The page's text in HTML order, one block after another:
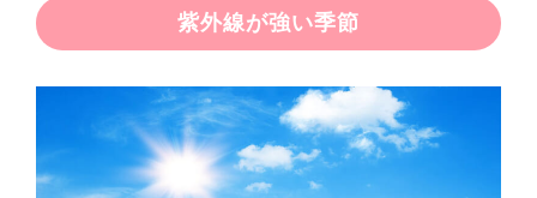
紫外線が強い季節